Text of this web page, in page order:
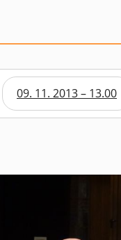
09. 11. 2013 – 13.00